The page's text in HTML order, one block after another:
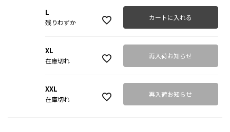
L
残りわずか
カートに入れる
XL
在庫切れ
再入荷お知らせ
XXL
在庫切れ
再入荷お知らせ